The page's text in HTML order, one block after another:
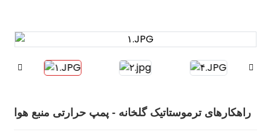
راهکارهای ترموستاتیک گلخانه - پمپ حرارتی منبع هوا